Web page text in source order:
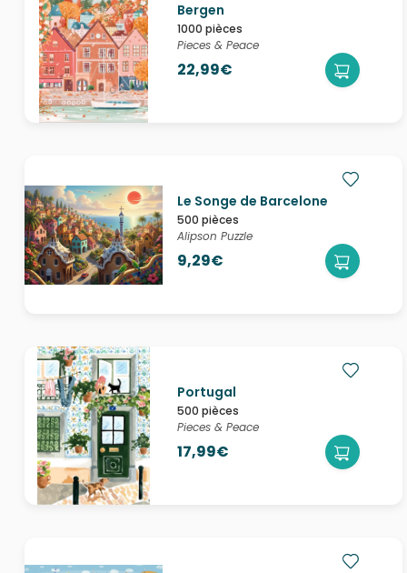
Bergen
1000 pièces
Pieces & Peace
22,99€
Le Songe de Barcelone
500 pièces
Alipson Puzzle
9,29€
Portugal
500 pièces
Pieces & Peace
17,99€